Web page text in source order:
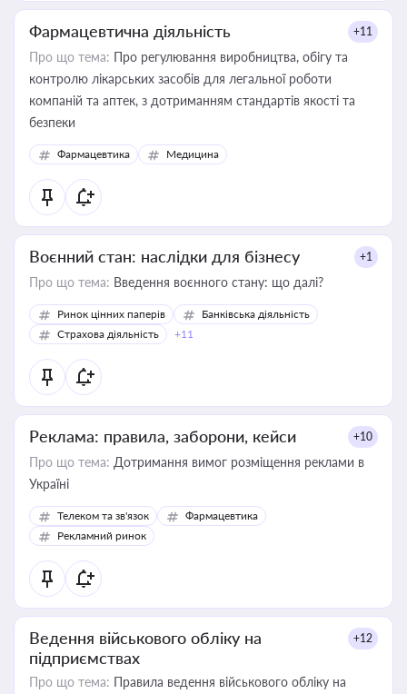
Фармацевтична діяльність +11
Про що тема: Про регулювання виробництва, обігу та
контролю лікарських засобів для легальної роботи
компаній та аптек, з дотриманням стандартів якості та
безпеки
Фармацевтика Медицина
Воєнний стан: наслідки для бізнесу +1
Про що тема: Введення воєнного стану: що далі?
Ринок цінних паперів
Банківська діяльність
Страхова діяльність
+11
Реклама: правила, заборони, кейси +10
Про що тема: Дотримання вимог розміщення реклами в
Україні
Телеком та зв'язок
Фармацевтика
Рекламний ринок
Ведення військового обліку на
підприємствах
+12
Про що тема: Правила ведення військового обліку на